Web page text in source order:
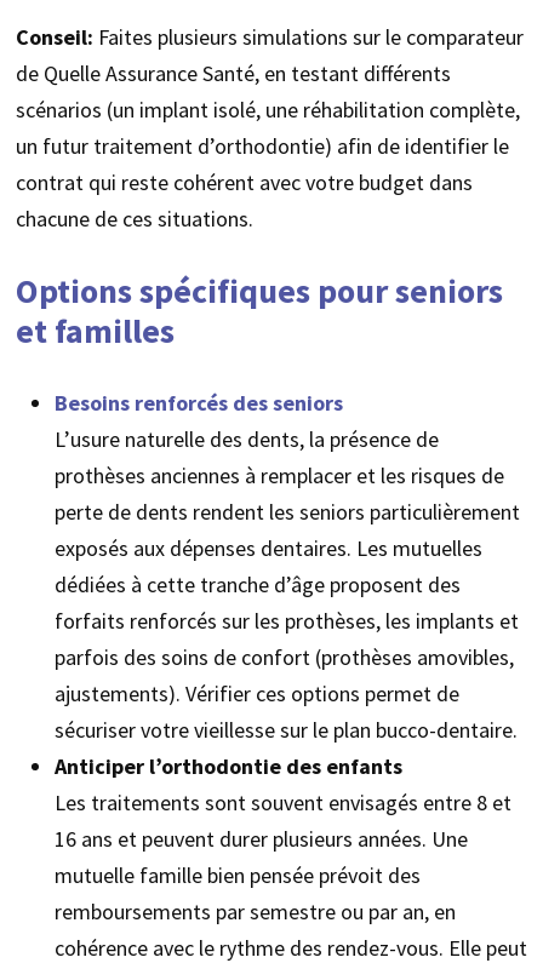
Conseil: Faites plusieurs simulations sur le comparateur
de Quelle Assurance Santé, en testant différents
scénarios (un implant isolé, une réhabilitation complète,
un futur traitement d’orthodontie) afin de identifier le
contrat qui reste cohérent avec votre budget dans
chacune de ces situations.
Options spécifiques pour seniors
et familles
Besoins renforcés des seniors
L’usure naturelle des dents, la présence de
prothèses anciennes à remplacer et les risques de
perte de dents rendent les seniors particulièrement
exposés aux dépenses dentaires. Les mutuelles
dédiées à cette tranche d’âge proposent des
forfaits renforcés sur les prothèses, les implants et
parfois des soins de confort (prothèses amovibles,
ajustements). Vérifier ces options permet de
sécuriser votre vieillesse sur le plan bucco-dentaire.
Anticiper l’orthodontie des enfants
Les traitements sont souvent envisagés entre 8 et
16 ans et peuvent durer plusieurs années. Une
mutuelle famille bien pensée prévoit des
remboursements par semestre ou par an, en
cohérence avec le rythme des rendez-vous. Elle peut